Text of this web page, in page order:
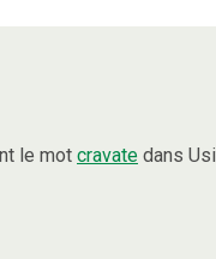
le mot cravate dans